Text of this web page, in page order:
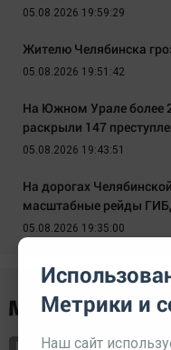
05.08.2026 19:59:29
Жителю Челябинска
05.08.2026 19:51:42
На Южном Урале более
раскрыли 147
05.08.2026 19:43:51
На дорогах
масштабные рейды
05.08.2026 19:35:00
Метрики и
Наш сайт